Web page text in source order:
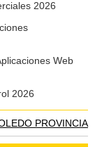
2026
Web
2026
PROVINCIA